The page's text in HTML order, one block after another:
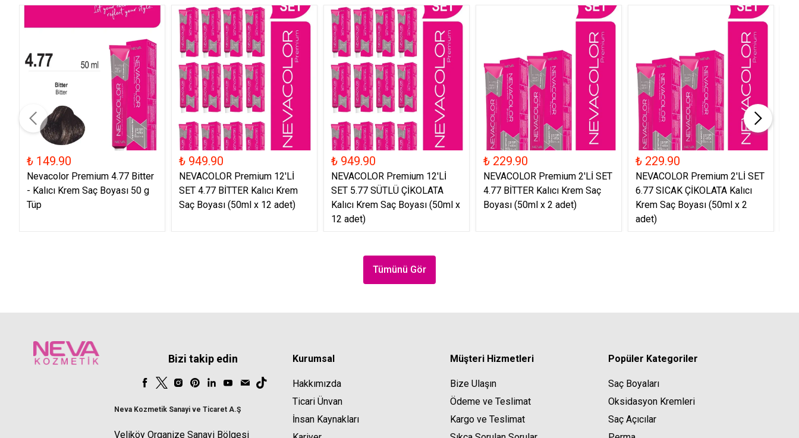
₺ 149.90
Nevacolor Premium 4.77 Bitter
- Kalıcı Krem Saç Boyası 50 g
Tüp
₺ 949.90
NEVACOLOR Premium 12'Lİ
SET 4.77 BİTTER Kalıcı Krem
Saç Boyası (50ml x 12 adet)
₺ 949.90
NEVACOLOR Premium 12'Lİ
SET 5.77 SÜTLÜ ÇİKOLATA
Kalıcı Krem Saç Boyası (50ml x
12 adet)
₺ 229.90
NEVACOLOR Premium 2'Lİ SET
4.77 BİTTER Kalıcı Krem Saç
Boyası (50ml x 2 adet)
₺ 229.90
NEVACOLOR Premium 2'Lİ SET
6.77 SICAK ÇİKOLATA Kalıcı
Krem Saç Boyası (50ml x 2
adet)
Tümünü Gör
Bizi takip edin
Neva Kozmetik Sanayi ve Ticaret A.Ş
Veliköy Organize Sanayi Bölgesi
Kurumsal
Hakkımızda
Ticari Ünvan
İnsan Kaynakları
Müşteri Hizmetleri
Bize Ulaşın
Ödeme ve Teslimat
Kargo ve Teslimat
Popüler Kategoriler
Saç Boyaları
Oksidasyon Kremleri
Saç Açıcılar